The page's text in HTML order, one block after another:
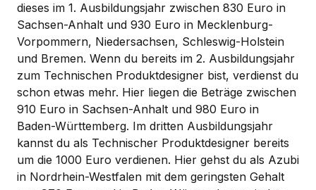
dieses im 1. Ausbildungsjahr zwischen 830 Euro in
Sachsen-Anhalt und 930 Euro in Mecklenburg-
Vorpommern, Niedersachsen, Schleswig-Holstein
und Bremen. Wenn du bereits im 2. Ausbildungsjahr
zum Technischen Produktdesigner bist, verdienst du
schon etwas mehr. Hier liegen die Beträge zwischen
910 Euro in Sachsen-Anhalt und 980 Euro in
Baden-Württemberg. Im dritten Ausbildungsjahr
kannst du als Technischer Produktdesigner bereits
um die 1000 Euro verdienen. Hier gehst du als Azubi
in Nordrhein-Westfalen mit dem geringsten Gehalt